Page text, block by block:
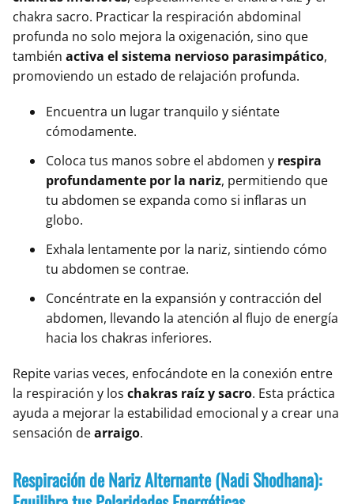
chakra sacro. Practicar la respiración abdominal
profunda no solo mejora la oxigenación, sino que
también activa el sistema nervioso parasimpático,
promoviendo un estado de relajación profunda.
Encuentra un lugar tranquilo y siéntate
cómodamente.
Coloca tus manos sobre el abdomen y respira
profundamente por la nariz, permitiendo que
tu abdomen se expanda como si inflaras un
globo.
Exhala lentamente por la nariz, sintiendo cómo
tu abdomen se contrae.
Concéntrate en la expansión y contracción del
abdomen, llevando la atención al flujo de energía
hacia los chakras inferiores.
Repite varias veces, enfocándote en la conexión entre
la respiración y los chakras raíz y sacro. Esta práctica
ayuda a mejorar la estabilidad emocional y a crear una
sensación dearraigo.
Respiración de Nariz Alternante (Nadi Shodhana):